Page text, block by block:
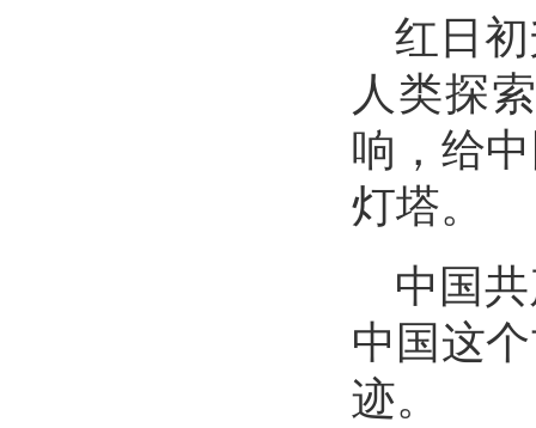
红日
人类探
响，给
灯塔。
中国
中国这
迹。